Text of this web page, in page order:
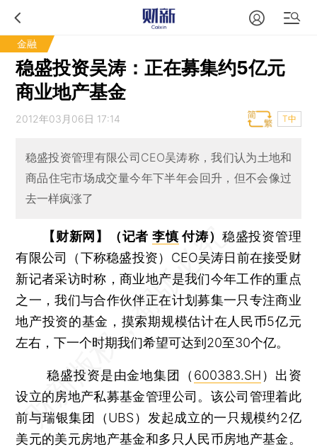
金融
稳盛投资吴涛：正在募集约5亿元
商业地产基金
2012年03月06日 17:14 T中
稳盛投资管理有限公司CEO吴涛称，我们认为土地和
商品住宅市场成交量今年下半年会回升，但不会像过
去一样疯涨了
【财新网】（记者李慎付涛） 稳盛投资管理
有限公司（下称稳盛投资）CEO吴涛日前在接受财
新记者采访时称，商业地产是我们今年工作的重点
之一，我们与合作伙伴正在计划募集一只专注商业
地产投资的基金，摸索期规模估计在人民币5亿元
左右，下一个时期我们希望可达到20至30个亿。
稳盛投资是由金地集团（ 600383.SH ）出资
设立的房地产私募基金管理公司。该公司管理着此
前与瑞银集团（UBS）发起成立的一只规模约2亿
美元的美元房地产基金和多只人民币房地产基金。